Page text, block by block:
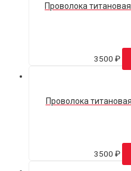
Проволока
3500 ₽
Проволока
3500 ₽